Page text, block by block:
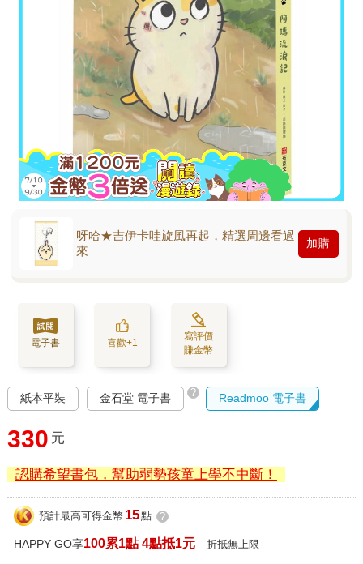
呀哈★吉伊卡哇旋風再起，精選周邊看過
來
加購
電子書 喜歡+1
寫評價
賺金幣
紙本平裝 金石堂 電子書 ? Readmoo 電子書
330 元
認購希望書包，幫助弱勢孩童上學不中斷！
預計最高可得金幣 15點 ?
HAPPY GO享100累1點 4點抵1元 折抵無上限